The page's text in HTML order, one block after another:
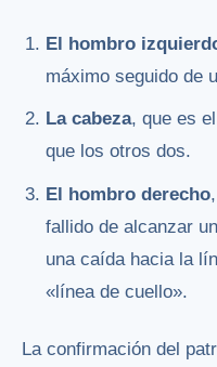
El hombro
máximo seguido de
La cabeza, que es
que los otros dos.
El hombro derecho
fallido de alcanzar
una caída hacia la
«línea de cuello».
La confirmación del